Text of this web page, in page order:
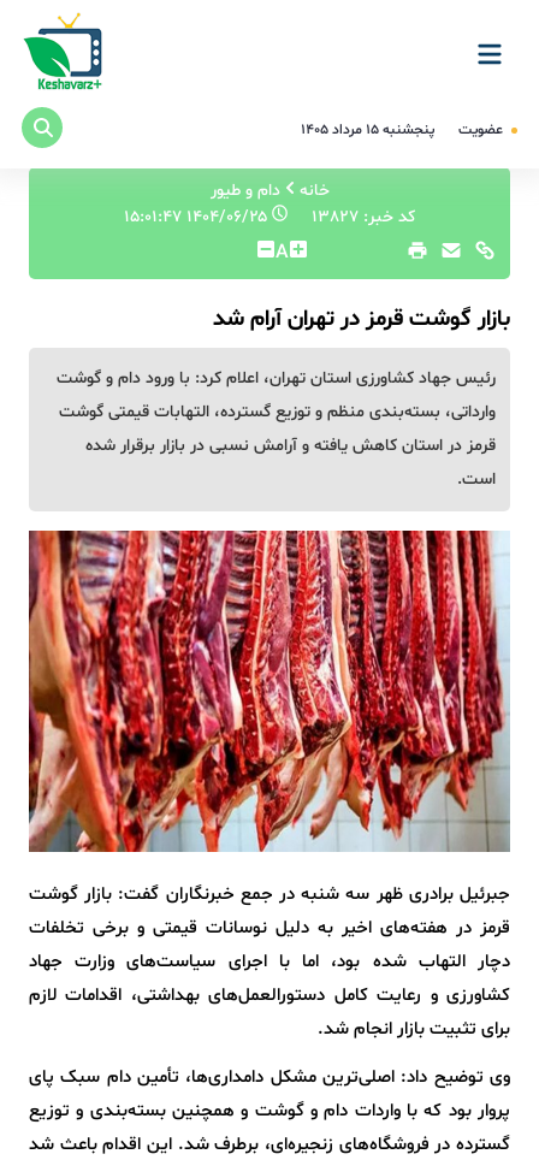
عضویت پنجشنبه ۱۵ مرداد ۱۴۰۵
خانه
دام و طیور
کد خبر: 13827
۱۴۰۴/۰۶/۲۵ ۱۵:۰۱:۴۷
A
بازار گوشت قرمز در تهران آرام شد
رئیس جهاد کشاورزی استان تهران، اعلام کرد: با ورود دام و گوشت
وارداتی، بسته‌بندی منظم و توزیع گسترده، التهابات قیمتی گوشت
قرمز در استان کاهش یافته و آرامش نسبی در بازار برقرار شده
است.
جبرئیل برادری ظهر سه شنبه در جمع خبرنگاران گفت: بازار گوشت
قرمز در هفته‌های اخیر به دلیل نوسانات قیمتی و برخی تخلفات
دچار التهاب شده بود، اما با اجرای سیاست‌های وزارت جهاد
کشاورزی و رعایت کامل دستورالعمل‌های بهداشتی، اقدامات لازم
برای تثبیت بازار انجام شد.
وی توضیح داد: اصلی‌ترین مشکل دامداری‌ها، تأمین دام سبک پای
پروار بود که با واردات دام و گوشت و همچنین بسته‌بندی و توزیع
گسترده در فروشگاه‌های زنجیره‌ای، برطرف شد. این اقدام باعث شد